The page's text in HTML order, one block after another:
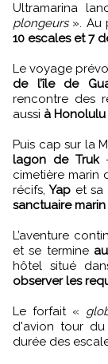
Ultramarina
plongeurs». Au
10 escales et 7
Le voyage
de l’île de
rencontre des
aussi à Honolulu
Puis cap sur la
lagon de Truk
cimetière marin
récifs, Yapet sa
sanctuaire
L’aventure
et se termine
hôtel situé
observer les
Le forfait «
d'avion tour
durée des